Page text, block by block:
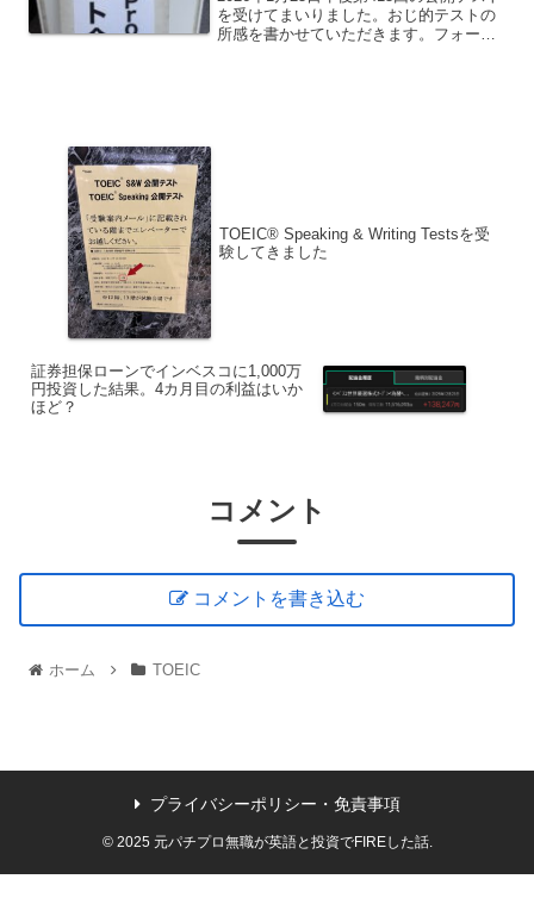
を受けてまいりました。おじ的テストの
所感を書かせていただきます。フォーム
TOEIC® Speaking & Writing Testsを受
験してきました
証券担保ローンでインベスコに1,000万
円投資した結果。4カ月目の利益はいか
ほど？
コメント
コメントを書き込む
ホーム TOEIC
プライバシーポリシー・免責事項
© 2025 元パチプロ無職が英語と投資でFIREした話.